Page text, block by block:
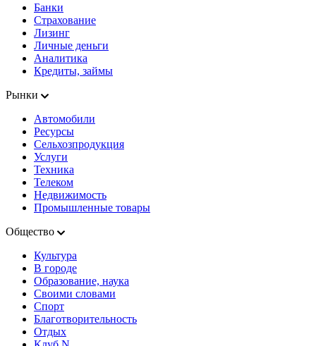
Банки
Страхование
Лизинг
Личные деньги
Аналитика
Кредиты, займы
Рынки
Автомобили
Ресурсы
Сельхозпродукция
Услуги
Техника
Телеком
Недвижимость
Промышленные товары
Общество
Культура
В городе
Образование, наука
Своими словами
Спорт
Благотворительность
Отдых